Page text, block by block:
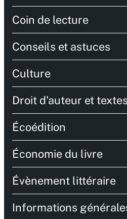
Coin de lecture
Conseils et astuces
Culture
Droit d'auteur et
Écoédition
Économie du livre
Évènement littéraire
Informations